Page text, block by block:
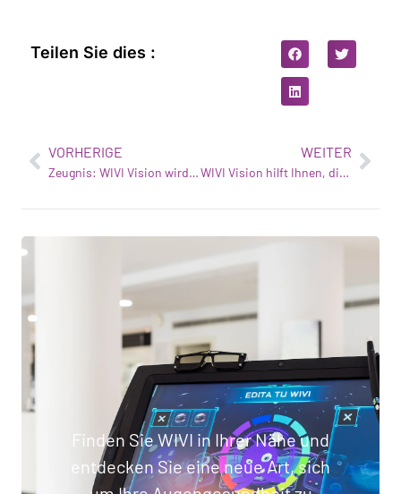
Teilen Sie dies :
VORHERIGE
Zeugnis: WIVI Vision wird die Art und Weise, wie Sie Sehtherapie betreiben, verändern
WEITER
WIVI Vision hilft Ihnen, die visuelle Effizienz zu verbessern
Finden Sie WIVI in Ihrer Nähe und
entdecken Sie eine neue Art, sich